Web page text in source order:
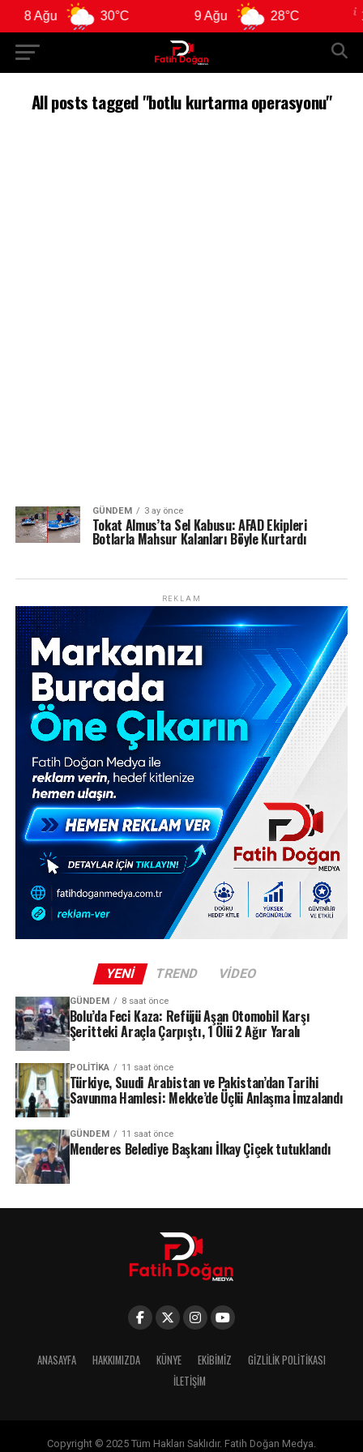
8 Ağu 30°C 9 Ağu 28°C
All posts tagged "botlu kurtarma operasyonu"
GÜNDEM 3 ay önce
Tokat Almus’ta Sel Kabusu: AFAD Ekipleri
Botlarla Mahsur Kalanları Böyle Kurtardı
REKLAM
YENI TREND VIDEO
GÜNDEM 8 saat önce
Bolu’da Feci Kaza: Refüjü Aşan Otomobil Karşı
Şeritteki Araçla Çarpıştı, 1 Ölü 2 Ağır Yaralı
POLITIKA 11 saat önce
Türkiye, Suudi Arabistan ve Pakistan’dan Tarihi
Savunma Hamlesi: Mekke’de Üçlü Anlaşma İmzalandı
GÜNDEM 11 saat önce
Menderes Belediye Başkanı İlkay Çiçek tutuklandı
ANASAYFA HAKKIMIZDA KÜNYE EKIBIMIZ
GIZLILIK POLITIKASI
İLETIŞIM
Copyright © 2025 Tüm Hakları Saklıdır. Fatih Doğan Medya.